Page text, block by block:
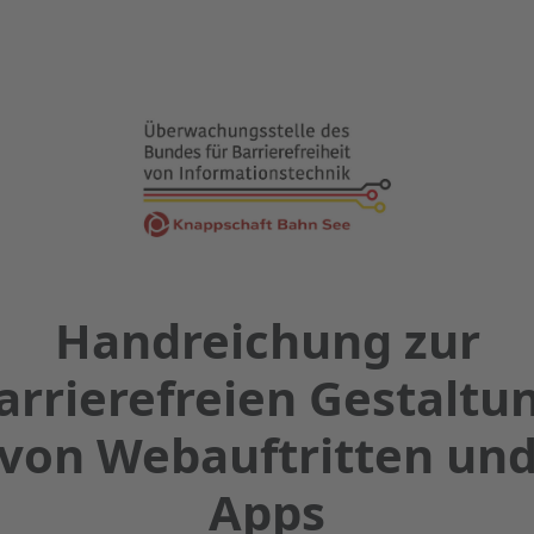
Handreichung zur
Webauftritten und
Apps